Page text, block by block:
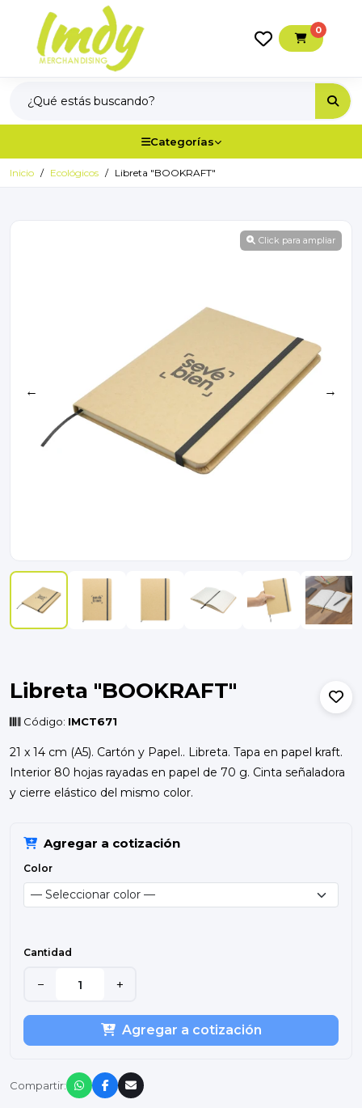
0
Categorías
Inicio Ecológicos Libreta "BOOKRAFT"
Click para ampliar
← →
Libreta "BOOKRAFT"
Código: IMCT671
21 x 14 cm (A5). Cartón y Papel.. Libreta. Tapa en papel kraft.
Interior 80 hojas rayadas en papel de 70 g. Cinta señaladora
y cierre elástico del mismo color.
Agregar a cotización
Color
Cantidad
− +
Agregar a cotización
Compartir: